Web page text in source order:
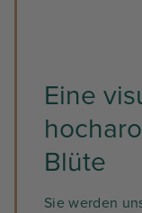
Eine
Blüte
Sie werden